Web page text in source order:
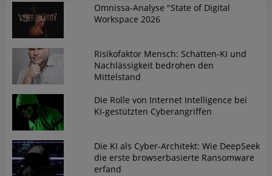
Omnissa-Analyse "State of Digital
Workspace 2026
Risikofaktor Mensch: Schatten-KI und
Nachlässigkeit bedrohen den
Mittelstand
Die Rolle von Internet Intelligence bei
KI-gestützten Cyberangriffen
Die KI als Cyber-Architekt: Wie DeepSeek
die erste browserbasierte Ransomware
erfand